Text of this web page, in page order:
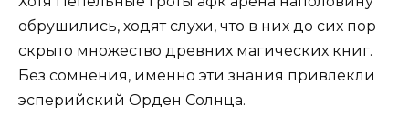
обрушились, ходят слухи, что в них до сих пор
скрыто множество древних магических книг.
Без сомнения, именно эти знания привлекли
эсперийский Орден Солнца.